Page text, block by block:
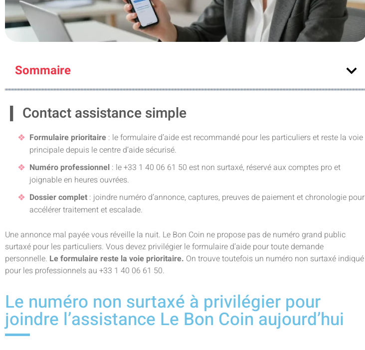
Sommaire
Contact assistance simple
Formulaire prioritaire : le formulaire d’aide est recommandé pour les particuliers et reste la voie
principale depuis le centre d’aide sécurisé.
Numéro professionnel : le +33 1 40 06 61 50 est non surtaxé, réservé aux comptes pro et
joignable en heures ouvrées.
Dossier complet : joindre numéro d’annonce, captures, preuves de paiement et chronologie pour
accélérer traitement et escalade.
Une annonce mal payée vous réveille la nuit. Le Bon Coin ne propose pas de numéro grand public
surtaxé pour les particuliers. Vous devez privilégier le formulaire d’aide pour toute demande
personnelle. Le formulaire reste la voie prioritaire. On trouve toutefois un numéro non surtaxé indiqué
pour les professionnels au +33 1 40 06 61 50.
Le numéro non surtaxé à privilégier pour
joindre l’assistance Le Bon Coin aujourd’hui